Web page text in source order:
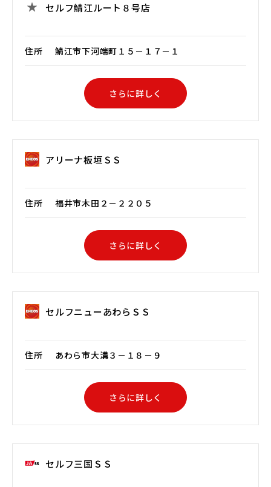
セルフ鯖江ルート８号店
住所 鯖江市下河端町１５－１７－１
さらに詳しく
アリーナ板垣ＳＳ
住所 福井市木田２－２２０５
さらに詳しく
セルフニューあわらＳＳ
住所 あわら市大溝３－１８－９
さらに詳しく
セルフ三国ＳＳ